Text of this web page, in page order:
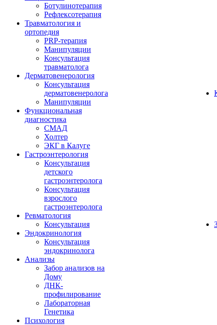
Ботулинотерапия
Рефлексотерапия
Травматология и
ортопедия
PRP-терапия
Манипуляции
Консультация
травматолога
Дерматовенерология
Консультация
дерматовенеролога
Манипуляции
Функциональная
диагностика
СМАД
Холтер
ЭКГ в Калуге
Гастроэнтерология
Консультация
детского
гастроэнтеролога
Консультация
взрослого
гастроэнтеролога
Ревматология
Консультация
Эндокринология
Консультация
эндокринолога
Анализы
Забор анализов на
Дому
ДНК-
профилирование
Лабораторная
Генетика
Психология